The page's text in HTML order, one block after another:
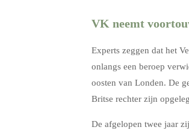
VK neemt
Experts zeggen dat het
onlangs een beroep
oosten van Londen. De
Britse rechter zijn
De afgelopen twee jaar